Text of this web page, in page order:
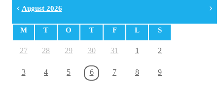
August 2026
M T O T F L S
27 28 29 30 31 1 2
3 4 5 6 7 8 9